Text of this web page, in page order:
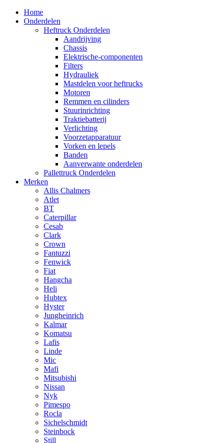
Home
Onderdelen
Heftruck Onderdelen
Aandrijving
Chassis
Elektrische-componenten
Filters
Hydrauliek
Mastdelen voor heftrucks
Motoren
Remmen en cilinders
Stuurinrichting
Traktiebatterij
Verlichting
Voorzetapparatuur
Vorken en lepels
Banden
Aanverwante onderdelen
Pallettruck Onderdelen
Merken
Allis Chalmers
Atlet
BT
Caterpillar
Cesab
Clark
Crown
Fantuzzi
Fenwick
Fiat
Hangcha
Heli
Hubtex
Hyster
Jungheinrich
Kalmar
Komatsu
Lafis
Linde
Mic
Mafi
Mitsubishi
Nissan
Nyk
Pimespo
Rocla
Sichelschmidt
Steinbock
Still